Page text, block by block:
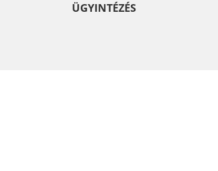
ÜGYINTÉZÉS